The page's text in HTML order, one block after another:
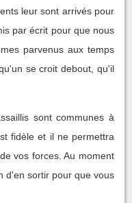
leur sont arrivés pour
par écrit pour que nous
parvenus aux temps
se croit debout, qu'il
sont communes à
fidèle et il ne permettra
vos forces. Au moment
d'en sortir pour que vous